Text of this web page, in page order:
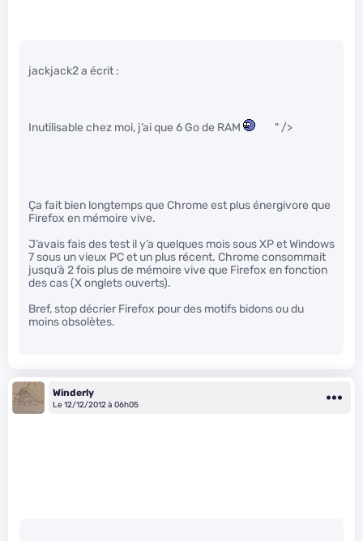
jackjack2 a écrit :
Inutilisable chez moi, j’ai que 6 Go de RAM " />
Ça fait bien longtemps que Chrome est plus énergivore que
Firefox en mémoire vive.
J’avais fais des test il y’a quelques mois sous XP et Windows
7 sous un vieux PC et un plus récent. Chrome consommait
jusqu’à 2 fois plus de mémoire vive que Firefox en fonction
des cas (X onglets ouverts).
Bref, stop décrier Firefox pour des motifs bidons ou du
moins obsolètes.
Winderly
Le 12/12/2012 à 06h05